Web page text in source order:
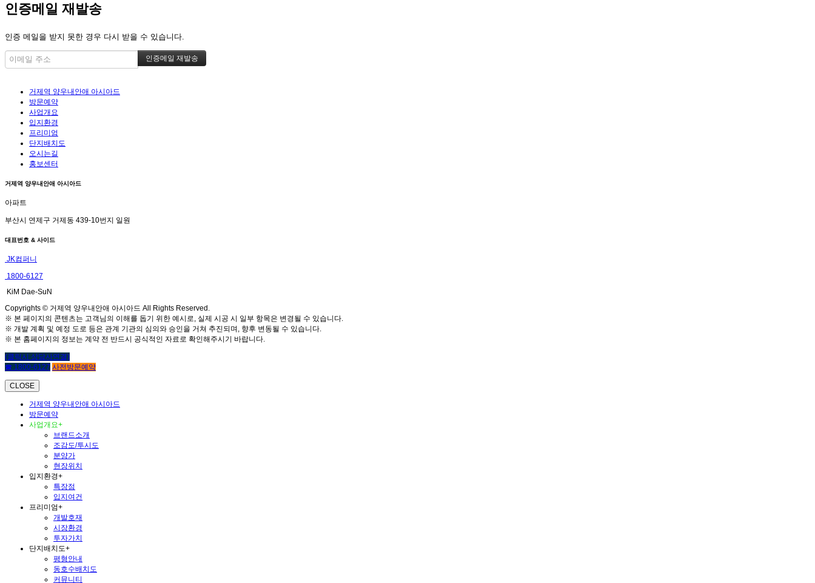
인증메일 재발송
인증 메일을 받지 못한 경우 다시 받을 수 있습니다.
거제역 양우내안애 아시아드
방문예약
사업개요
입지환경
프리미엄
단지배치도
오시는길
홍보센터
거제역 양우내안애 아시아드
아파트
부산시 연제구 거제동 439-10번지 일원
대표번호 & 사이드
JK컴퍼니
1800-6127
KiM Dae-SuN
Copyrights © 거제역 양우내안애 아시아드 All Rights Reserved.
※ 본 페이지의 콘텐츠는 고객님의 이해를 돕기 위한 예시로, 실제 시공 시 일부 항목은 변경될 수 있습니다.
※ 개발 계획 및 예정 도로 등은 관계 기관의 심의와 승인을 거쳐 추진되며, 향후 변동될 수 있습니다.
※ 본 홈페이지의 정보는 계약 전 반드시 공식적인 자료로 확인해주시기 바랍니다.
(클릭시 상담사연결)
☎ 1800-6127 사전방문예약
CLOSE
거제역 양우내안애 아시아드
방문예약
사업개요+
브랜드소개
조감도/투시도
분양가
현장위치
입지환경+
특장점
입지여건
프리미엄+
개발호재
시장환경
투자가치
단지배치도+
평형안내
동호수배치도
커뮤니티